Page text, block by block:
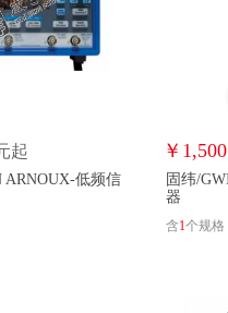
起
ARNOUX-低频信
￥
固纬/
器
含1个规格